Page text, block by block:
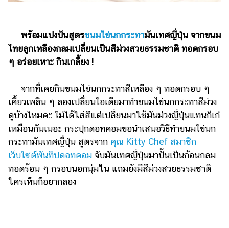
ไลฟ์
ไตล์
วง
ผู้
หญิง
ผู้ชาย
สุขภาพ
ท่อง
พร้อมแบ่งปันสูตรขนมไข่นกกระทามันเทศญี่ปุ่น จากขนม
ไทยลูกเหลืองกลมเปลี่ยนเป็นสีม่วงสวยธรรมชาติ ทอดกรอบ
ๆ อร่อยเหาะ กินเกลี้ยง !
จากที่เคยกินขนมไข่นกกระทาสีเหลือง ๆ ทอดกรอบ ๆ
เคี้ยวเพลิน ๆ ลองเปลี่ยนไอเดียมาทำขนมไข่นกกระทาสีม่วง
ดูบ้างไหมคะ ไม่ได้ใส่สีแต่เปลี่ยนมาใช้มันม่วงญี่ปุ่นแทนก็เก๋
เหมือนกันเนอะ กระปุกดอทคอมขอนำเสนอวิธีทำขนมไข่นก
กระทามันเทศญี่ปุ่น สูตรจาก คุณ Kitty Chef สมาชิก
เว็บไซต์พันทิปดอทคอม จับมันเทศญี่ปุ่นมาปั้นเป็นก้อนกลม
ทอดร้อน ๆ กรอบนอกนุ่มใน แถมยังมีสีม่วงสวยธรรมชาติ
ใครเห็นก็อยากลอง